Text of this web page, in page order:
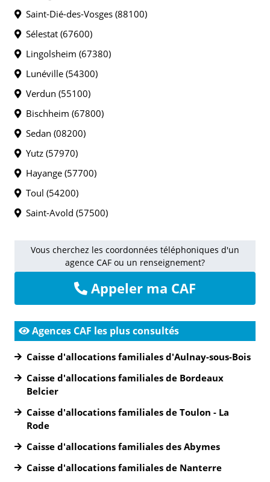
Saint-Dié-des-Vosges (88100)
Sélestat (67600)
Lingolsheim (67380)
Lunéville (54300)
Verdun (55100)
Bischheim (67800)
Sedan (08200)
Yutz (57970)
Hayange (57700)
Toul (54200)
Saint-Avold (57500)
Vous cherchez les coordonnées téléphoniques d'un
agence CAF ou un renseignement?
Appeler ma CAF
Agences CAF les plus consultés
Caisse d'allocations familiales d'Aulnay-sous-Bois
Caisse d'allocations familiales de Bordeaux
Belcier
Caisse d'allocations familiales de Toulon - La
Rode
Caisse d'allocations familiales des Abymes
Caisse d'allocations familiales de Nanterre